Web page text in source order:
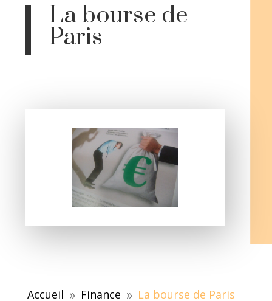
La bourse de
Paris
Accueil 9 Finance 9 La bourse de Paris